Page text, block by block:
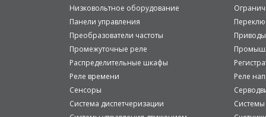
Низковольтное оборудование
Панели управления
Преобразователи частоты
Приводы
Промежуточные реле
Распределительные шкафы
Реле времени
Реле
Сенсоры
Система диспетчеризации
Системы